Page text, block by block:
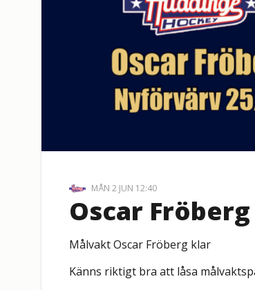
MÅN 2 JUN 12:40
Oscar
Målvakt Oscar Fröberg klar
Känns riktigt bra att låsa